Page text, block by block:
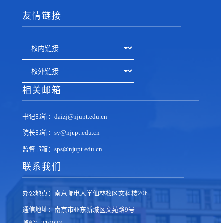
友情链接
相关邮箱
书记邮箱：daizj@njupt.edu.cn
院长邮箱：sy@njupt.edu.cn
监督邮箱：sps@njupt.edu.cn
联系我们
办公地点：南京邮电大学仙林校区文科楼206
通信地址：南京市亚东新城区文苑路9号